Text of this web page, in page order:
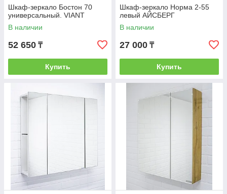
Шкаф-зеркало Бостон 70
универсальный. VIANT
В наличии
52 650 ₸
Купить
Шкаф-зеркало Норма 2-55
левый АЙСБЕРГ
В наличии
27 000 ₸
Купить